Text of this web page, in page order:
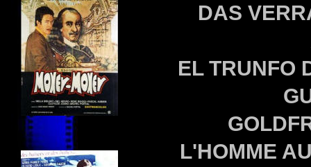
DAS
EL TRUNFO
L'HOMME